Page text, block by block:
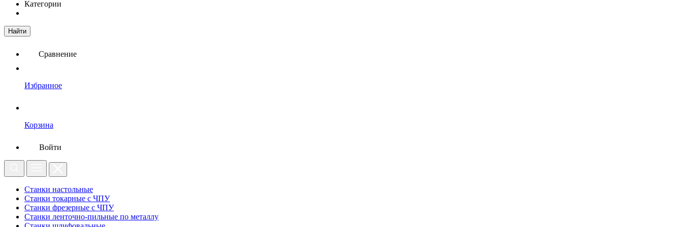
Категории
Найти
Сравнение
Избранное
Корзина
Войти
Станки настольные
Станки токарные с ЧПУ
Станки фрезерные с ЧПУ
Станки ленточно-пильные по металлу